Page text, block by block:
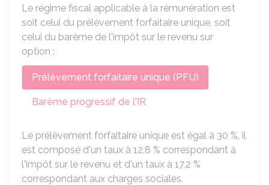
Le régime fiscal applicable à la rémunération est
soit celui du prélèvement forfaitaire unique, soit
celui du barème de l'impôt sur le revenu sur
option :
Prélèvement forfaitaire unique (PFU)
Barème progressif de l'IR
Le prélèvement forfaitaire unique est égal à 30 %, il
est composé d'un taux à 12,8 % correspondant à
l'impôt sur le revenu et d'un taux à 17,2 %
correspondant aux charges sociales.